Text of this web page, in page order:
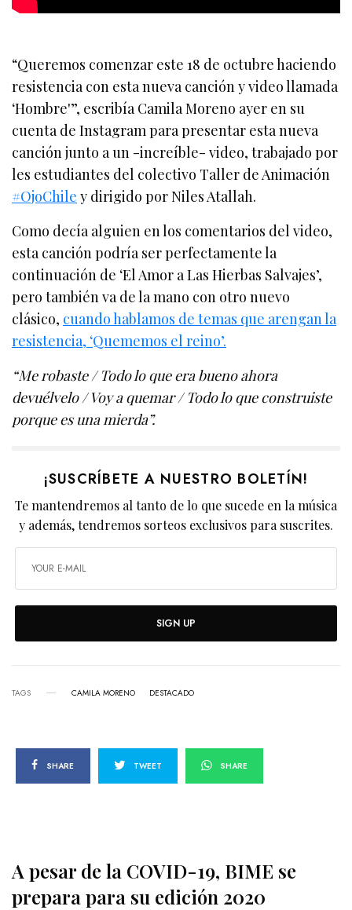
“Queremos comenzar este 18 de octubre haciendo
resistencia con esta nueva canción y video llamada
‘Hombre'”, escribía Camila Moreno ayer en su
cuenta de Instagram para presentar esta nueva
canción junto a un -increíble- video, trabajado por
les estudiantes del colectivo Taller de Animación
#OjoChile y dirigido por Niles Atallah.
Como decía alguien en los comentarios del video,
esta canción podría ser perfectamente la
continuación de ‘El Amor a Las Hierbas Salvajes’,
pero también va de la mano con otro nuevo
clásico, cuando hablamos de temas que arengan la
resistencia, ‘Quememos el reino’.
“Me robaste / Todo lo que era bueno ahora
devuélvelo / Voy a quemar / Todo lo que construiste
porque es una mierda”.
¡SUSCRÍBETE A NUESTRO BOLETÍN!
Te mantendremos al tanto de lo que sucede en la música
y además, tendremos sorteos exclusivos para suscrites.
SIGN UP
TAGS CAMILA MORENO DESTACADO
SHARE TWEET SHARE
A pesar de la COVID-19, BIME se
prepara para su edición 2020